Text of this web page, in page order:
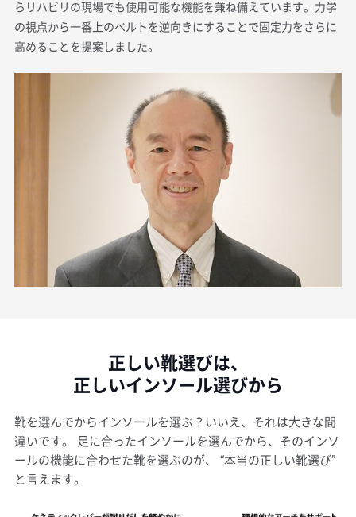
らリハビリの現場でも使用可能な機能を兼ね備えています。力学
の視点から一番上のベルトを逆向きにすることで固定力をさらに
高めることを提案しました。
正しい靴選びは、
正しいインソール選びから
靴を選んでからインソールを選ぶ？いいえ、それは大きな間
違いです。
足に合ったインソールを選んでから、そのインソ
ールの機能に合わせた靴を選ぶのが、 “本当の正しい靴選び”
と言えます。